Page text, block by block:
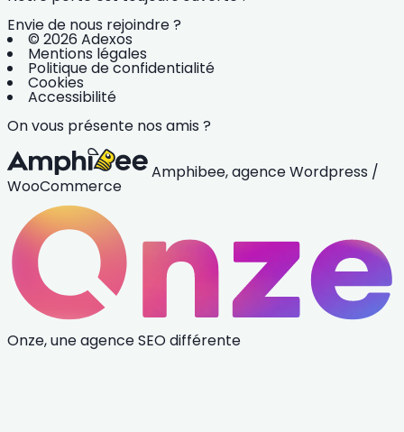
Envie de nous rejoindre ?
© 2026 Adexos
Mentions légales
Politique de confidentialité
Cookies
Accessibilité
On vous présente nos amis ?
Amphibee, agence Wordpress /
WooCommerce
Onze, une agence SEO différente